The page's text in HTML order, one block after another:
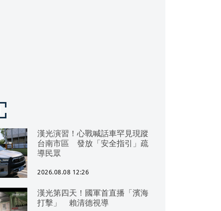
漢光演習！心戰喊話車罕見現蹤
台南市區 發放「安全指引」疏
導民眾
2026.08.08 12:26
漢光第四天！國軍首直播「濱海
打擊」 賴清德視導